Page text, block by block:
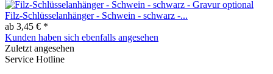
Filz-Schlüsselanhänger - Schwein - schwarz -...
ab 3,45 € *
Kunden haben sich ebenfalls angesehen
Zuletzt angesehen
Service Hotline